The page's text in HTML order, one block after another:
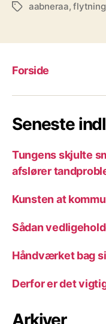
Tagsaabneraa,flytning
Forside
Seneste
Tungens skjulte
afslører
Kunsten at
Sådan
Håndværket bag
Derfor er det
Arkiver